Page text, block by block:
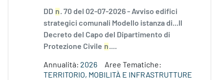
DD n. 70 del 02-07-2026 - Avviso edifici
strategici comunali Modello istanza di...Il
Decreto del Capo del Dipartimento di
Protezione Civile n....
Annualità: 2026
Aree Tematiche:
TERRITORIO, MOBILITÀ E INFRASTRUTTURE